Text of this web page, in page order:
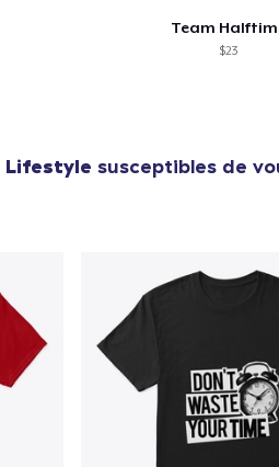
Team
$23
Lifestyle susceptibles de